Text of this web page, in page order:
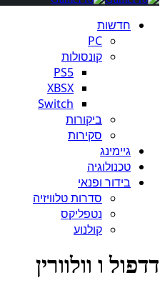
חדשות
PC
קונסולות
PS5
XBSX
Switch
ביקורות
סקירות
גיימינג
טכנולוגיה
בידור ופנאי
סדרות טלוויזיה
נטפליקס
קולנוע
דדפול ו וולוורין